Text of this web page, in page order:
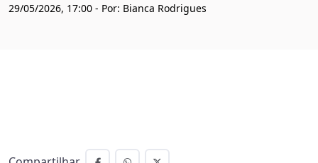
29/05/2026, 17:00 - Por: Bianca Rodrigues